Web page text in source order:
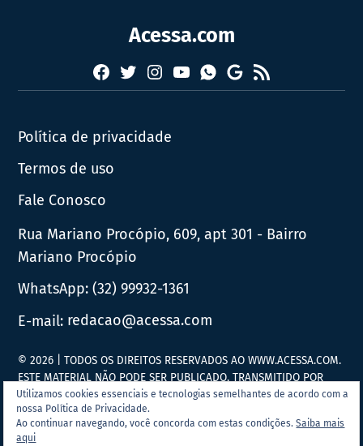
Acessa.com
Facebook
TwitterInstagram
YouTubeWhatsapp
Google
News
RSS
Política de privacidade
Termos de uso
Fale Conosco
Rua Mariano Procópio, 609, apt 301 - Bairro
Mariano Procópio
WhatsApp:(32) 99932-1361
E-mail: redacao@acessa.com
Utilizamos cookies essenciais e tecnologias semelhantes de acordo com a
nossa Política de Privacidade.
Ao continuar navegando, você concorda com estas condições.Saiba mais
aqui
© 2026 | TODOS OS DIREITOS RESERVADOS AO WWW.ACESSA.COM.
ESTE MATERIAL NÃO PODE SER PUBLICADO, TRANSMITIDO POR
BROADCAST, REESCRITO OU REDISTRIBUÍDO SEM PRÉVIA
AUTORIZAÇÃO.